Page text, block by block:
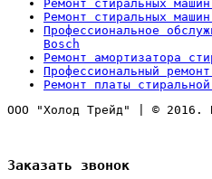
Ремонт стиральных
Ремонт стиральных
Профессиональное
Bosch
Ремонт амортизатора
Профессиональный
Ремонт платы
ООО "Холод Трейд"
© 2016.
Заказать звонок